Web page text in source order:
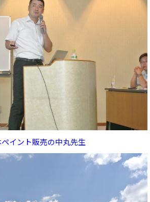
ペイント販売の中丸先生